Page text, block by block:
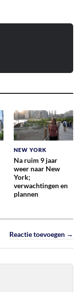
NEW YORK
Na ruim 9 jaar
weer naar New
York;
verwachtingen en
plannen
Reactie toevoegen →